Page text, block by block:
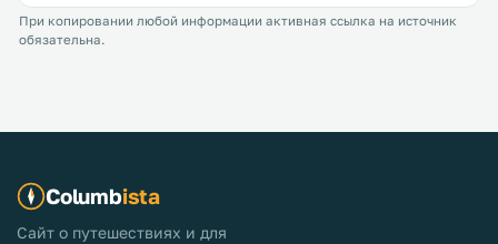
При копировании любой информации активная ссылка на источник
обязательна.
Columbista
Сайт о путешествиях и для